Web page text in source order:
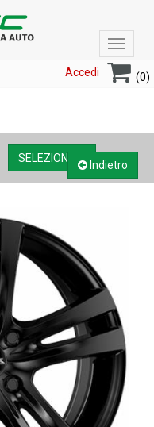
Toggle
Accedi
(0)
SELEZIONA....
Indietro